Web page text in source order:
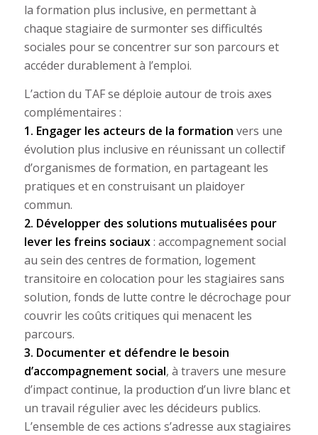
la formation plus inclusive, en permettant à
chaque stagiaire de surmonter ses difficultés
sociales pour se concentrer sur son parcours et
accéder durablement à l’emploi.
L’action du TAF se déploie autour de trois axes
complémentaires :
1. Engager les acteurs de la formation vers une
évolution plus inclusive en réunissant un collectif
d’organismes de formation, en partageant les
pratiques et en construisant un plaidoyer
commun.
2. Développer des solutions mutualisées pour
lever les freins sociaux: accompagnement social
au sein des centres de formation, logement
transitoire en colocation pour les stagiaires sans
solution, fonds de lutte contre le décrochage pour
couvrir les coûts critiques qui menacent les
parcours.
3. Documenter et défendre le besoin
d’accompagnement social, à travers une mesure
d’impact continue, la production d’un livre blanc et
un travail régulier avec les décideurs publics.
L’ensemble de ces actions s’adresse aux stagiaires